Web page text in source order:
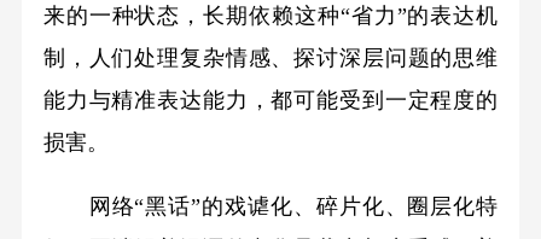
来的一种状态，长期依赖这种“省力”的表达机
制，人们处理复杂情感、探讨深层问题的思维
能力与精准表达能力，都可能受到一定程度的
损害。
网络“黑话”的戏谑化、碎片化、圈层化特